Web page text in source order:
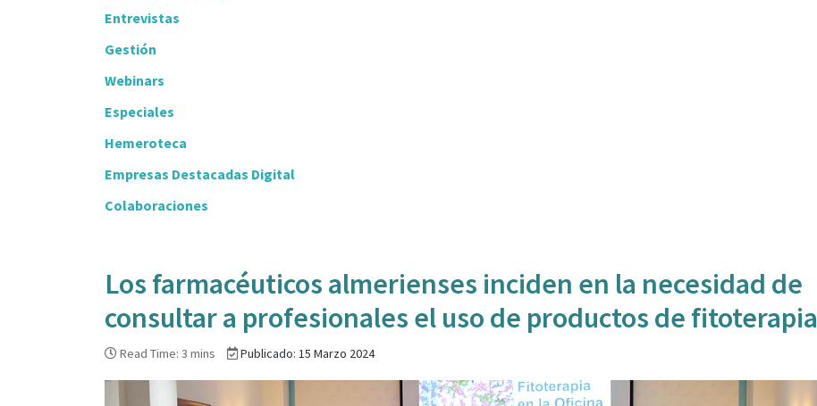
Entrevistas
Gestión
Webinars
Especiales
Hemeroteca
Empresas Destacadas Digital
Colaboraciones
Los farmacéuticos almerienses inciden en la necesidad de
consultar a profesionales el uso de productos de fitoterapia
Read Time: 3 mins Publicado: 15 Marzo 2024